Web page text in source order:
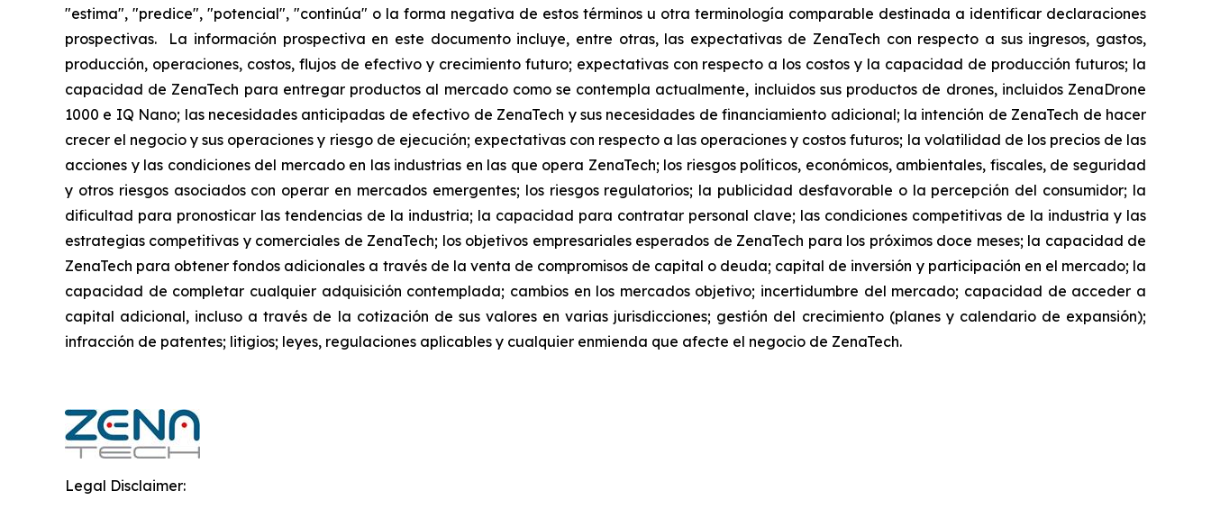
"estima", "predice", "potencial", "continúa" o la forma negativa de estos términos u otra terminología comparable destinada a identificar declaraciones
prospectivas. La información prospectiva en este documento incluye, entre otras, las expectativas de ZenaTech con respecto a sus ingresos, gastos,
producción, operaciones, costos, flujos de efectivo y crecimiento futuro; expectativas con respecto a los costos y la capacidad de producción futuros; la
capacidad de ZenaTech para entregar productos al mercado como se contempla actualmente, incluidos sus productos de drones, incluidos ZenaDrone
1000 e IQ Nano; las necesidades anticipadas de efectivo de ZenaTech y sus necesidades de financiamiento adicional; la intención de ZenaTech de hacer
crecer el negocio y sus operaciones y riesgo de ejecución; expectativas con respecto a las operaciones y costos futuros; la volatilidad de los precios de las
acciones y las condiciones del mercado en las industrias en las que opera ZenaTech; los riesgos políticos, económicos, ambientales, fiscales, de seguridad
y otros riesgos asociados con operar en mercados emergentes; los riesgos regulatorios; la publicidad desfavorable o la percepción del consumidor; la
dificultad para pronosticar las tendencias de la industria; la capacidad para contratar personal clave; las condiciones competitivas de la industria y las
estrategias competitivas y comerciales de ZenaTech; los objetivos empresariales esperados de ZenaTech para los próximos doce meses; la capacidad de
ZenaTech para obtener fondos adicionales a través de la venta de compromisos de capital o deuda; capital de inversión y participación en el mercado; la
capacidad de completar cualquier adquisición contemplada; cambios en los mercados objetivo; incertidumbre del mercado; capacidad de acceder a
capital adicional, incluso a través de la cotización de sus valores en varias jurisdicciones; gestión del crecimiento (planes y calendario de expansión);
infracción de patentes; litigios; leyes, regulaciones aplicables y cualquier enmienda que afecte el negocio de ZenaTech.
Legal Disclaimer: